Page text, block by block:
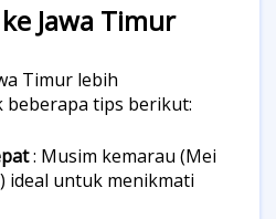
Jawa Timur
Timur lebih
beberapa tips berikut:
: Musim kemarau (Mei
ideal untuk menikmati